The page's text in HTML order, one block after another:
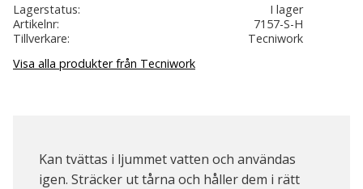
Lagerstatus
I lager
Artikelnr
7157-S-H
Tillverkare
Tecniwork
Visa alla produkter från Tecniwork
Kan tvättas i ljummet vatten och användas
igen. Sträcker ut tårna och håller dem i rätt